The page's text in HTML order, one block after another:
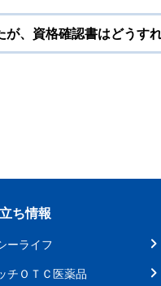
、資格確認書はどうす
ち情報
ーライフ
チＯＴＣ医薬品